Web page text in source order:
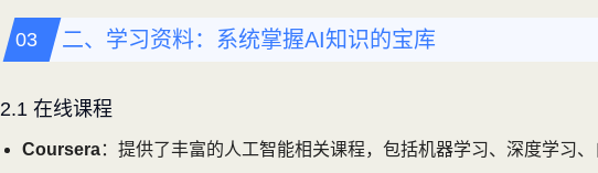
二、学习资料：系统掌握AI知识的宝库
2.1 在线课程
Coursera：提供了丰富的人工智能相关课程，包括机器学习、深度学习